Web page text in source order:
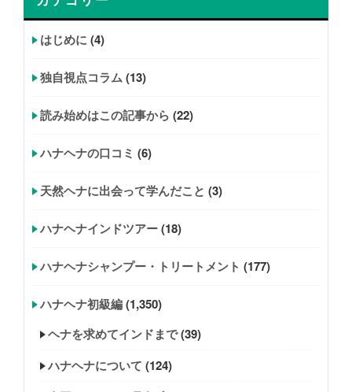
はじめに(4)
独自視点コラム(13)
読み始めはこの記事から (22)
ハナヘナの口コミ (6)
天然ヘナに出会って学んだこと (3)
ハナヘナインドツアー(18)
ハナヘナシャンプー・トリートメント (177)
ハナヘナ初級編(1,350)
ヘナを求めてインドまで(39)
ハナヘナについて (124)